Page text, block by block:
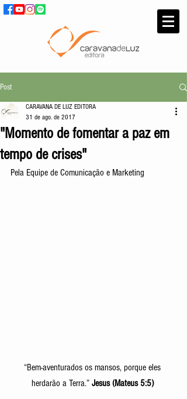
Post
"Momento de fomentar a paz em
tempo de crises"
CARAVANA DE LUZ EDITORA
31 de ago. de 2017
Pela Equipe de Comunicação e Marketing
“Bem-aventurados os mansos, porque eles
herdarão a Terra.” Jesus (Mateus 5:5)